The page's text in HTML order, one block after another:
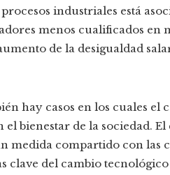
industriales está
menos cualificados en
de la desigualdad
hay casos en los cuales
el bienestar de la sociedad.
medida compartido con las
clave del cambio